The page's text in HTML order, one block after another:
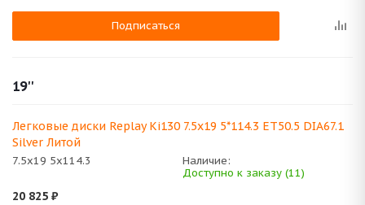
Подписаться
19''
Легковые диски Replay Ki130 7.5x19 5*114.3 ET50.5 DIA67.1
Silver Литой
7.5x19 5x114.3
Наличие:
Доступно к заказу (11)
20 825 ₽